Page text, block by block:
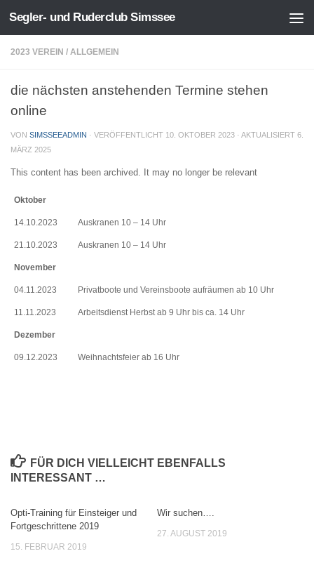
Zum Inhalt springen
Segler- und Ruderclub Simssee
2023 VEREIN / ALLGEMEIN
die nächsten anstehenden Termine stehen
online
VON SIMSSEEADMIN · VERÖFFENTLICHT 10. OKTOBER 2023 · AKTUALISIERT 6.
MÄRZ 2025
This content has been archived. It may no longer be relevant
Oktober
14.10.2023 Auskranen 10 – 14 Uhr
21.10.2023 Auskranen 10 – 14 Uhr
November
04.11.2023 Privatboote und Vereinsboote aufräumen ab 10 Uhr
11.11.2023 Arbeitsdienst Herbst ab 9 Uhr bis ca. 14 Uhr
Dezember
09.12.2023 Weihnachtsfeier ab 16 Uhr
FÜR DICH VIELLEICHT EBENFALLS
INTERESSANT …
Opti-Training für Einsteiger und
Fortgeschrittene 2019
15. FEBRUAR 2019
Wir suchen….
27. AUGUST 2019